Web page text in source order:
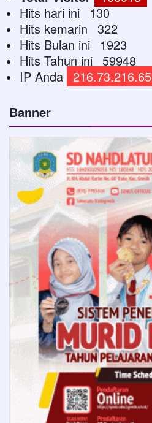
Hits hari ini
130
Hits kemarin 322
Hits Bulan ini
1923
Hits Tahun ini 59948
IP Anda 216.73.216.65
Banner